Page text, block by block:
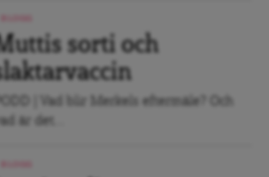
sorti och
| Vad blir Merkels eftermäle? Och
är det...